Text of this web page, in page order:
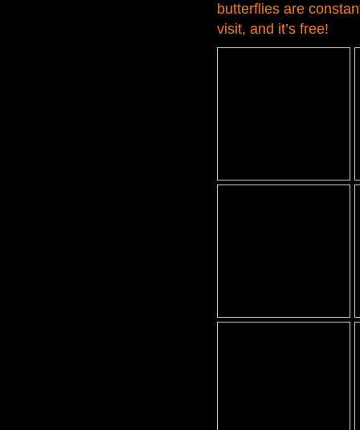
butterflies are
visit, and it’s free!